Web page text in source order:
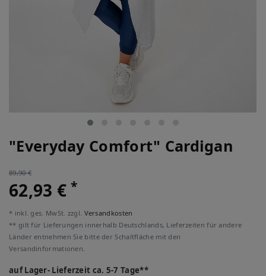
"Everyday Comfort" Cardigan
89,90 €
62,93 €*
* inkl. ges. MwSt. zzgl. Versandkosten
** gilt für Lieferungen innerhalb Deutschlands, Lieferzeiten für andere
Länder entnehmen Sie bitte der Schaltfläche mit den
Versandinformationen.
auf Lager- Lieferzeit ca. 5-7 Tage**